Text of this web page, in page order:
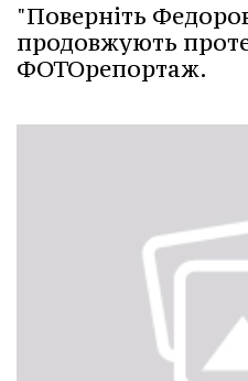
"Поверніть
продовжують
ФОТОрепортаж.